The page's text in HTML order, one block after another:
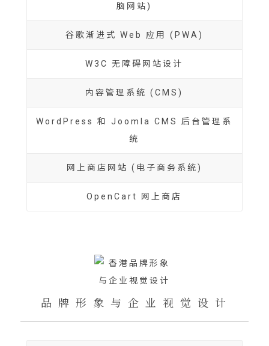
脑网站)
谷歌渐进式 Web 应用 (PWA)
W3C 无障碍网站设计
内容管理系统 (CMS)
WordPress 和 Joomla CMS 后台管理系
统
网上商店网站 (电子商务系统)
OpenCart 网上商店
品 牌 形 象 与 企 业 视 觉 设 计